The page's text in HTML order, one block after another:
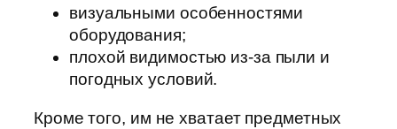
визуальными особенностями
оборудования;
плохой видимостью из-за пыли и
погодных условий.
Кроме того, им не хватает предметных